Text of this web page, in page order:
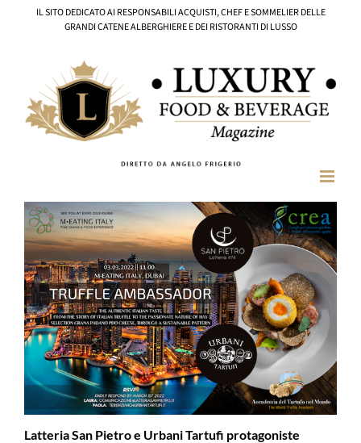
IL SITO DEDICATO AI RESPONSABILI ACQUISTI, CHEF E SOMMELIER DELLE
GRANDI CATENE ALBERGHIERE E DEI RISTORANTI DI LUSSO
Ingrandisci
immagine
Latteria San Pietro e Urbani Tartufi protagoniste